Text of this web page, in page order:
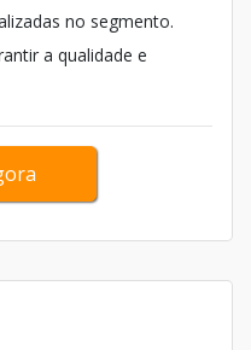
no segmento.
a qualidade e